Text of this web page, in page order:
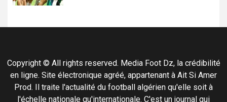
Copyright © All rights reserved. Media Foot Dz, la crédibilité
en ligne. Site électronique agréé, appartenant à Ait Si Amer
Prod. Il traite l'actualité du football algérien qu'elle soit à
l'échelle nationale qu'internationale. C'est un journal qui